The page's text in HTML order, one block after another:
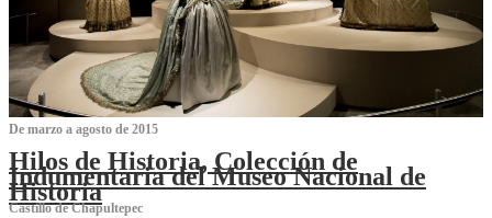
De marzo a agosto de 2015
Hilos de Historia, Colección de
Indumentaria del Museo Nacional de
Historia
Castillo de Chapultepec